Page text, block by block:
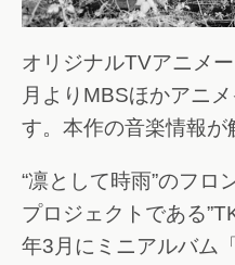
オリジナルTVアニメ
月よりMBSほかアニ
す。本作の音楽情報が
“凛として時雨”のフロ
プロジェクトである
年3月にミニアルバム